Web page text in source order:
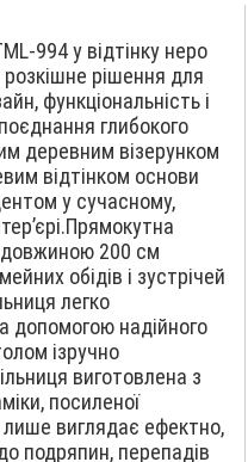
994 у відтінку неро
рішення для
функціональність і
глибокого
деревним візерунком
відтінком основи
у сучасному,
200 см
обідів і зустрічей
легко
допомогою надійного
ізручно
виготовлена з
посиленої
виглядає ефектно,
подряпин, перепадів